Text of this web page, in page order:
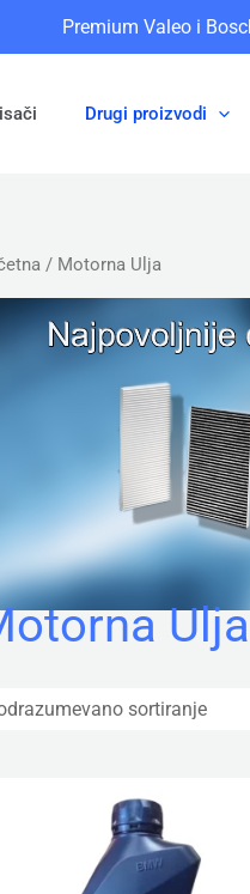
Premium Valeo i
Drugi proizvodi
/ Motorna Ulja
Ulja